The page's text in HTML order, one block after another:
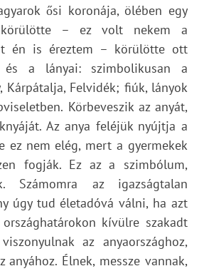
ősi koronája, ölében egy
körülötte – ez volt nekem a
én is éreztem – körülötte ott
a lányai: szimbolikusan a
Kárpátalja, Felvidék; fiúk, lányok
Körbeveszik az anyát,
Az anya feléjük nyújtja a
ez nem elég, mert a gyermekek
fogják. Ez az a szimbólum,
Számomra az igazságtalan
úgy tud életadóvá válni, ha azt
kívülre szakadt
az anyaországhoz,
anyához. Élnek, messze vannak,